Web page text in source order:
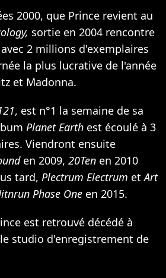
2000, que Prince revient au
sortie en 2004 rencontre
2 millions d'exemplaires
la plus lucrative de l'année
et Madonna.
, est n°1 la semaine de sa
Planet Earth est écoulé à 3
Viendront ensuite
en 2009, 20Ten en 2010
tard, Plectrum Electrum etArt
Phase One en 2015.
est retrouvé décédé à
studio d'enregistrement de